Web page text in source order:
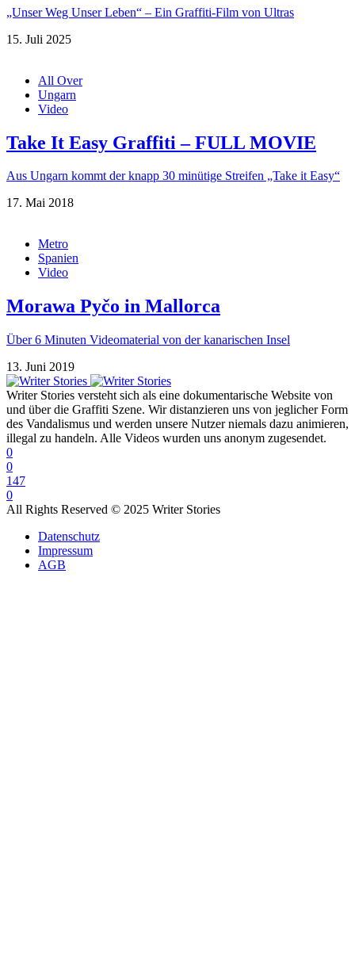
„Unser Weg Unser Leben“ – Ein Graffiti-Film von Ultras
15. Juli 2025
All Over
Ungarn
Video
Take It Easy Graffiti – FULL MOVIE
Aus Ungarn kommt der knapp 30 minütige Streifen „Take it Easy“
17. Mai 2018
Metro
Spanien
Video
Morawa Pyčo in Mallorca
Über 6 Minuten Videomaterial von der kanarischen Insel
13. Juni 2019
Writer Stories versteht sich als eine dokumentarische Website von
und über die Graffiti Szene. Wir distanzieren uns von jeglicher Form
des Vandalismus und werden unsere Nutzer niemals dazu animieren,
illegal zu handeln. Alle Videos wurden uns anonym zugesendet.
0
0
147
0
All Rights Reserved © 2025 Writer Stories
Datenschutz
Impressum
AGB